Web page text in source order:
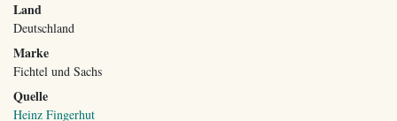
Land
Deutschland
Marke
Fichtel und Sachs
Quelle
Heinz Fingerhut